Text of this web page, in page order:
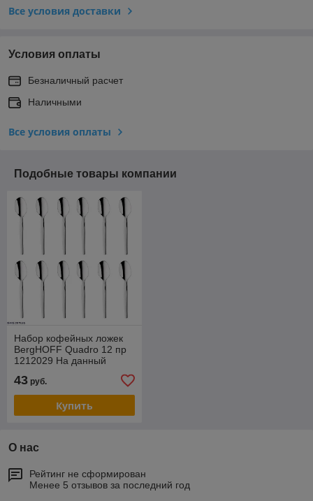
Все условия доставки
Условия оплаты
Безналичный расчет
Наличными
Все условия оплаты
Подобные товары компании
Набор кофейных ложек
BergHOFF Quadro 12 пр
1212029 На данный
товар возможна скидка .
Звоните !
43 руб.
Купить
О нас
Рейтинг не сформирован
Менее 5 отзывов за последний год